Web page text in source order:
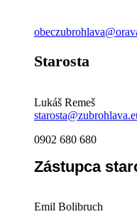
Starosta
Lukáš Remeš
0902 680 680
Zástupca
Emil Bolibruch